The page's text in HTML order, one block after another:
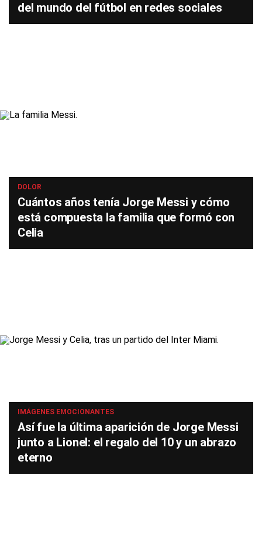
del mundo del fútbol en redes sociales
DOLOR
Cuántos años tenía Jorge Messi y cómo
está compuesta la familia que formó con
Celia
IMÁGENES EMOCIONANTES
Así fue la última aparición de Jorge Messi
junto a Lionel: el regalo del 10 y un abrazo
eterno